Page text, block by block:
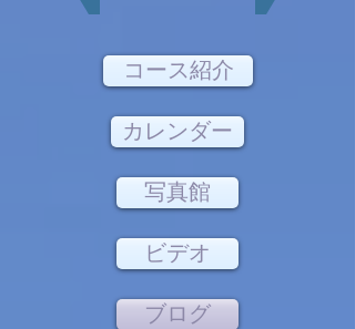
コース紹介
カレンダー
写真館
ビデオ
ブログ